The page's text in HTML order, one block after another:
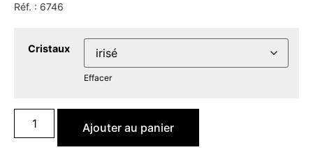
Réf. : 6746
Cristaux
Effacer
Ajouter au panier